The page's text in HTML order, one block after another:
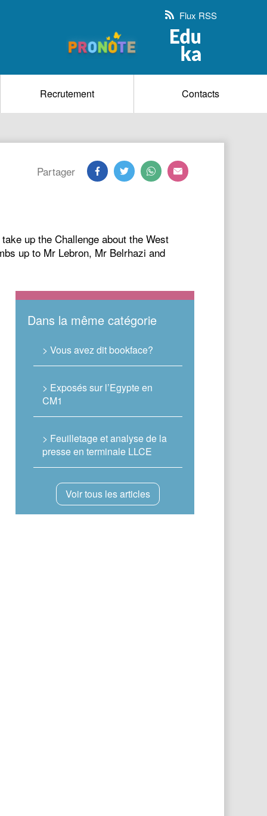
Flux RSS
Recrutement Contacts
Partager
up the Challenge about the West
up to Mr Lebron, Mr Belrhazi and
Dans la même catégorie
> Vous avez dit bookface?
> Exposés sur l’Egypte en
CM1
> Feuilletage et analyse de la
presse en terminale LLCE
Voir tous les articles